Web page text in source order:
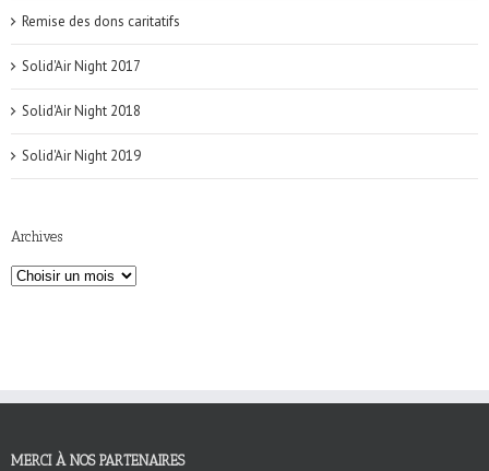
Remise des dons caritatifs
Solid'Air Night 2017
Solid'Air Night 2018
Solid'Air Night 2019
Archives
MERCI À NOS PARTENAIRES